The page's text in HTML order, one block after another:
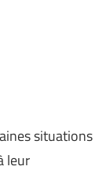
situations
leur